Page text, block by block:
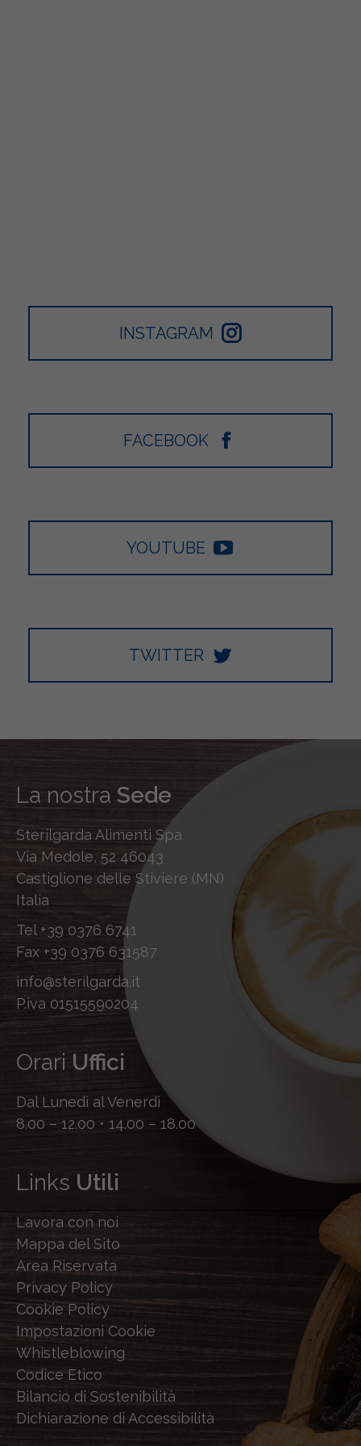
INSTAGRAM
FACEBOOK
YOUTUBE
TWITTER
La nostra Sede
Sterilgarda Alimenti Spa
Via Medole, 52 46043
Castiglione delle Stiviere (MN)
Italia
Tel +39 0376 6741
Fax +39 0376 631587
info@sterilgarda.it
P.iva 01515590204
Orari Uffici
Dal Lunedì al Venerdì
8.00 – 12.00 • 14.00 – 18.00
Links Utili
Lavora con noi
Mappa del Sito
Area Riservata
Privacy Policy
Cookie Policy
Impostazioni Cookie
Whistleblowing
Codice Etico
Bilancio di Sostenibilità
Dichiarazione di Accessibilità